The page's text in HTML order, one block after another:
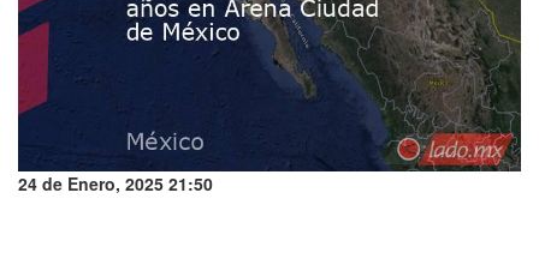
24 de Enero, 2025 21:50